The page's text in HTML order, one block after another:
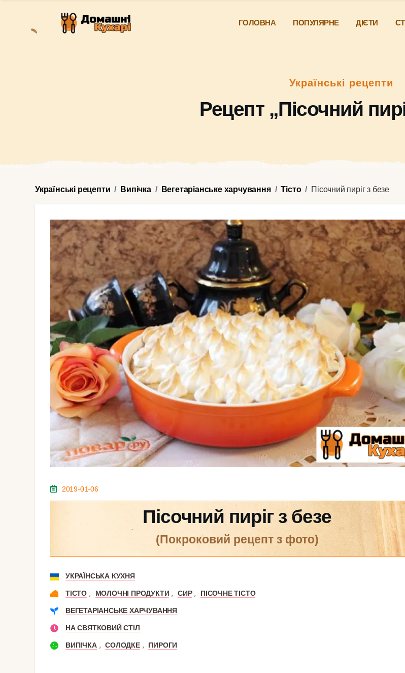
ГОЛОВНА ПОПУЛЯРНЕ ДІЄТИ
Українські рецепти
Рецепт „Пісочний
Українські рецепти Випічка Вегетаріанське харчування Тісто Пісочний пиріг з безе
2019-01-06
Пісочний пиріг з безе
(покроковий рецепт з фото)
УКРАЇНСЬКА КУХНЯ
ТІСТО , МОЛОЧНІ ПРОДУКТИ , СИР , ПІСОЧНЕ ТІСТО
ВЕГЕТАРІАНСЬКЕ ХАРЧУВАННЯ
НА СВЯТКОВИЙ СТІЛ
ВИПІЧКА , СОЛОДКЕ , ПИРОГИ